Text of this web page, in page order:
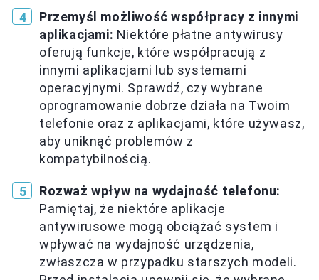
Przemyśl możliwość współpracy z innymi
aplikacjami: Niektóre płatne antywirusy
oferują funkcje, które współpracują z
innymi aplikacjami lub systemami
operacyjnymi. Sprawdź, czy wybrane
oprogramowanie dobrze działa na Twoim
telefonie oraz z aplikacjami, które używasz,
aby uniknąć problemów z
kompatybilnością.
Rozważ wpływ na wydajność telefonu:
Pamiętaj, że niektóre aplikacje
antywirusowe mogą obciążać system i
wpływać na wydajność urządzenia,
zwłaszcza w przypadku starszych modeli.